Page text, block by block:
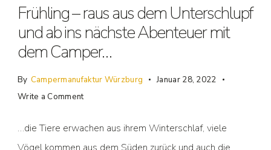
Frühling – raus aus dem Unterschlupf
und ab ins nächste Abenteuer mit
dem Camper…
By Campermanufaktur Würzburg
Januar 28, 2022
Write a Comment
…die Tiere erwachen aus ihrem Winterschlaf, viele